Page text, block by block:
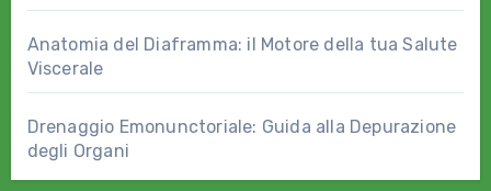
Anatomia del Diaframma: il Motore della tua Salute
Viscerale
Drenaggio Emonunctoriale: Guida alla Depurazione
degli Organi